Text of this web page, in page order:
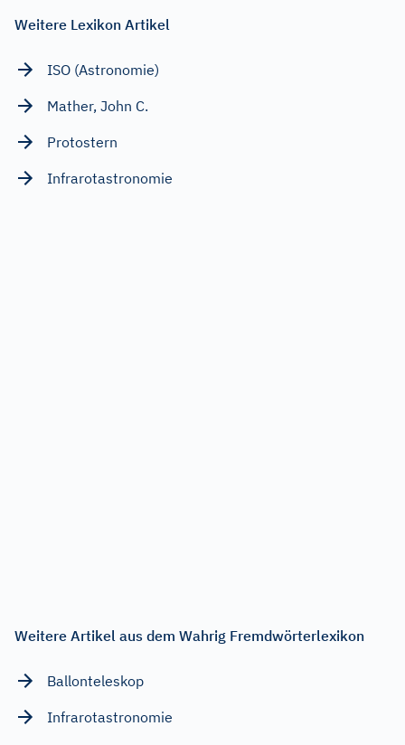
Weitere Lexikon Artikel
ISO (Astronomie)
Mather, John C.
Protostern
Infrarotastronomie
Weitere Artikel aus dem Wahrig Fremdwörterlexikon
Ballonteleskop
Infrarotastronomie